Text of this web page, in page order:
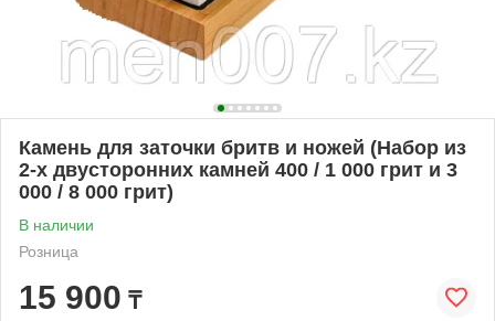
Камень для заточки бритв и ножей (Набор из
2-х двусторонних камней 400 / 1 000 грит и 3
000 / 8 000 грит)
В наличии
Розница
15 900 ₸